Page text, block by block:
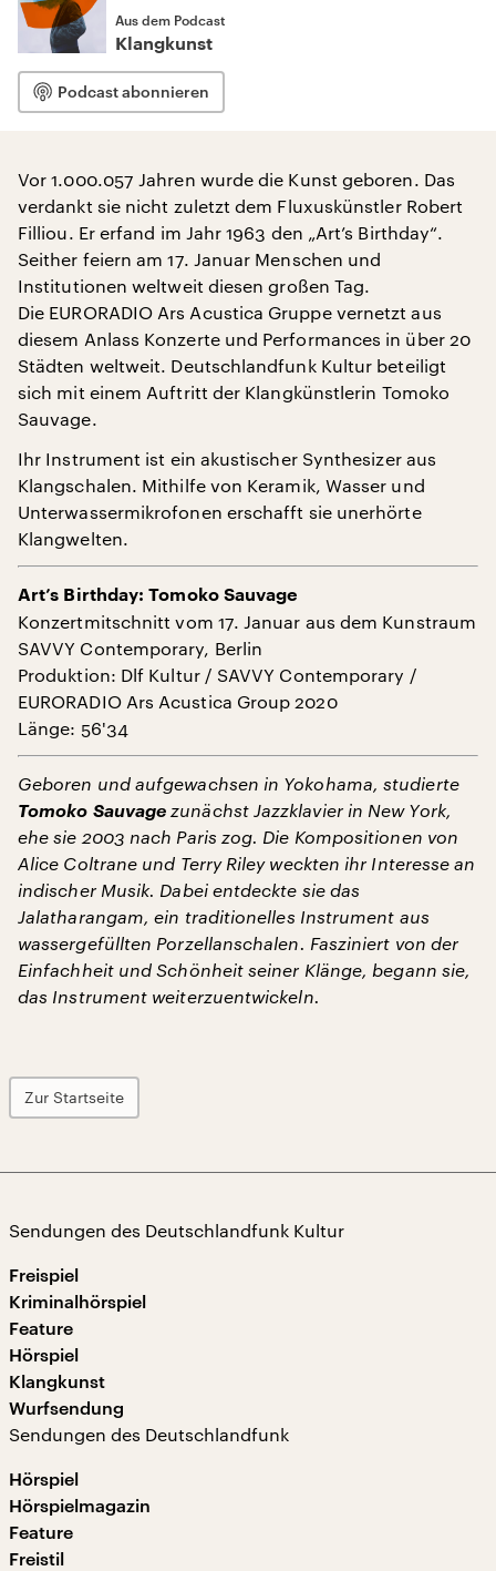
Aus dem Podcast
Klangkunst
Podcast abonnieren
Vor 1.000.057 Jahren wurde die Kunst geboren. Das
verdankt sie nicht zuletzt dem Fluxuskünstler Robert
Filliou. Er erfand im Jahr 1963 den „Art’s Birthday“.
Seither feiern am 17. Januar Menschen und
Institutionen weltweit diesen großen Tag.
Die EURORADIO Ars Acustica Gruppe vernetzt aus
diesem Anlass Konzerte und Performances in über 20
Städten weltweit. Deutschlandfunk Kultur beteiligt
sich mit einem Auftritt der Klangkünstlerin Tomoko
Sauvage.
Ihr Instrument ist ein akustischer Synthesizer aus
Klangschalen. Mithilfe von Keramik, Wasser und
Unterwassermikrofonen erschafft sie unerhörte
Klangwelten.
Art’s Birthday: Tomoko Sauvage
Konzertmitschnitt vom 17. Januar aus dem Kunstraum
SAVVY Contemporary, Berlin
Produktion: Dlf Kultur / SAVVY Contemporary /
EURORADIO Ars Acustica Group 2020
Länge: 56'34
Geboren und aufgewachsen in Yokohama, studierte
Tomoko Sauvage zunächst Jazzklavier in New York,
ehe sie 2003 nach Paris zog. Die Kompositionen von
Alice Coltrane und Terry Riley weckten ihr Interesse an
indischer Musik. Dabei entdeckte sie das
Jalatharangam, ein traditionelles Instrument aus
wassergefüllten Porzellanschalen. Fasziniert von der
Einfachheit und Schönheit seiner Klänge, begann sie,
das Instrument weiterzuentwickeln.
Zur Startseite
Sendungen des Deutschlandfunk Kultur
Freispiel
Kriminalhörspiel
Feature
Hörspiel
Klangkunst
Wurfsendung
Sendungen des Deutschlandfunk
Hörspiel
Hörspielmagazin
Feature
Freistil